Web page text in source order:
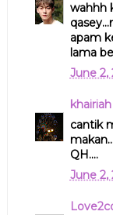
wahhh
apam
lama
June 2,
cantik
QH....
June 2,